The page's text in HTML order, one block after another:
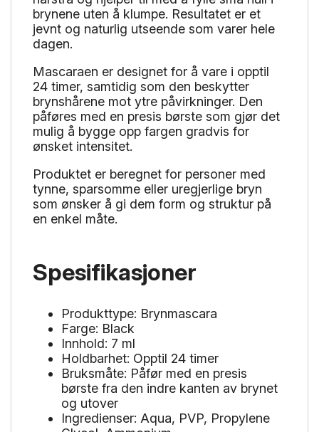
brynene uten å klumpe. Resultatet er et
jevnt og naturlig utseende som varer hele
dagen.
Mascaraen er designet for å vare i opptil
24 timer, samtidig som den beskytter
brynshårene mot ytre påvirkninger. Den
påføres med en presis børste som gjør det
mulig å bygge opp fargen gradvis for
ønsket intensitet.
Produktet er beregnet for personer med
tynne, sparsomme eller uregjerlige bryn
som ønsker å gi dem form og struktur på
en enkel måte.
Spesifikasjoner
Produkttype: Brynmascara
Farge: Black
Innhold: 7 ml
Holdbarhet: Opptil 24 timer
Bruksmåte: Påfør med en presis
børste fra den indre kanten av brynet
og utover
Ingredienser: Aqua, PVP, Propylene